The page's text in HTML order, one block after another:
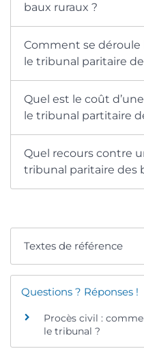
baux ruraux ?
Comment se
le tribunal paritaire
Quel est le coût
le tribunal partitaire
Quel recours contre
tribunal paritaire des
Textes de référence
Questions ? Réponses !
Procès civil :
le tribunal ?